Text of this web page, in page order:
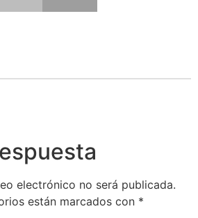
electrónico no será publicada.
están marcados con *